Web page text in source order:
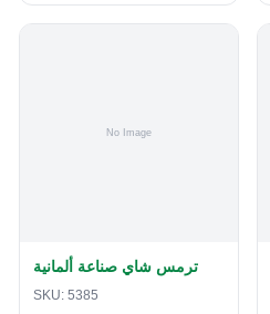
ترمس شاي صناعة ألمانية
SKU: 5385